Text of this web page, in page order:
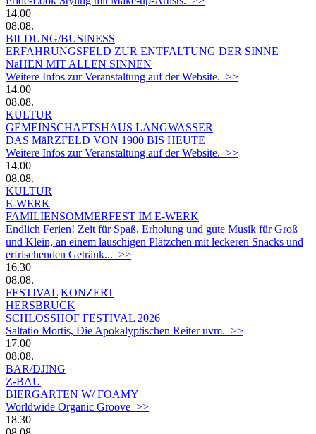
14.00
08.08.
BILDUNG/BUSINESS
ERFAHRUNGSFELD ZUR ENTFALTUNG DER SINNE
NäHEN MIT ALLEN SINNEN
Weitere Infos zur Veranstaltung auf der Website. >>
14.00
08.08.
KULTUR
GEMEINSCHAFTSHAUS LANGWASSER
DAS MäRZFELD VON 1900 BIS HEUTE
Weitere Infos zur Veranstaltung auf der Website. >>
14.00
08.08.
KULTUR
E-WERK
FAMILIENSOMMERFEST IM E-WERK
Endlich Ferien! Zeit für Spaß, Erholung und gute Musik für Groß
und Klein, an einem lauschigen Plätzchen mit leckeren Snacks und
erfrischenden Getränk... >>
16.30
08.08.
FESTIVAL KONZERT
HERSBRUCK
SCHLOSSHOF FESTIVAL 2026
Saltatio Mortis, Die Apokalyptischen Reiter uvm. >>
17.00
08.08.
BAR/DJING
Z-BAU
BIERGARTEN W/ FOAMY
Worldwide Organic Groove >>
18.30